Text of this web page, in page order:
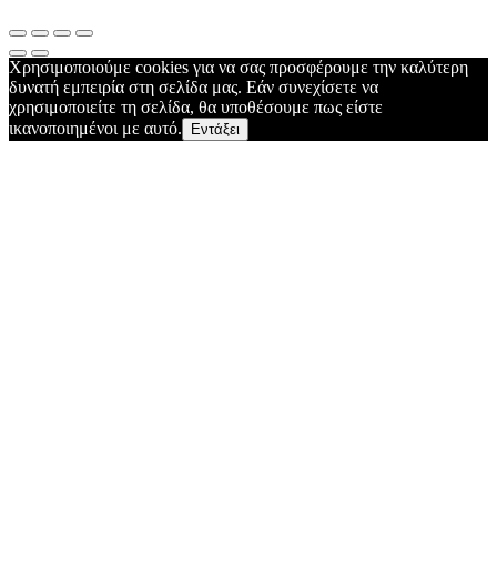
Χρησιμοποιούμε cookies για να σας προσφέρουμε την καλύτερη
δυνατή εμπειρία στη σελίδα μας. Εάν συνεχίσετε να
χρησιμοποιείτε τη σελίδα, θα υποθέσουμε πως είστε
ικανοποιημένοι με αυτό.
Εντάξει